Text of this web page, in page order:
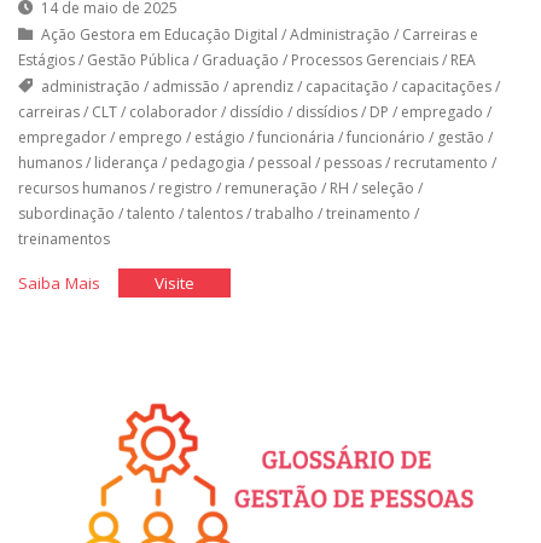
14 de maio de 2025
Ação Gestora em Educação Digital /Administração / Carreiras e
Estágios/ Gestão Pública / Graduação / Processos Gerenciais/ REA
administração / admissão / aprendiz/ capacitação / capacitações/
carreiras/ CLT/ colaborador/ dissídio / dissídios/ DP / empregado /
empregador/ emprego / estágio /funcionária /funcionário / gestão /
humanos/ liderança / pedagogia / pessoal / pessoas/ recrutamento /
recursos humanos/ registro / remuneração / RH / seleção /
subordinação /talento /talentos/trabalho /treinamento /
treinamentos
Saiba Mais"O
Visite"O